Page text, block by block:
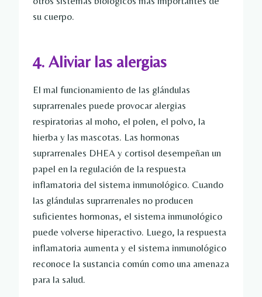
su cuerpo.
4. Aliviar las alergias
El mal funcionamiento de las glándulas
suprarrenales puede provocar alergias
respiratorias al moho, el polen, el polvo, la
hierba y las mascotas. Las hormonas
suprarrenales DHEA y cortisol desempeñan un
papel en la regulación de la respuesta
inflamatoria del sistema inmunológico. Cuando
las glándulas suprarrenales no producen
suficientes hormonas, el sistema inmunológico
puede volverse hiperactivo. Luego, la respuesta
inflamatoria aumenta y el sistema inmunológico
reconoce la sustancia común como una amenaza
para la salud.